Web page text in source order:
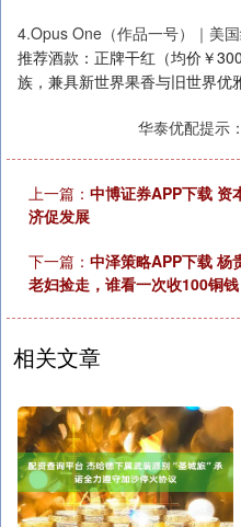
4.Opus One（作品一号）｜美
推荐酒款：正牌干红（均价￥
族，兼具新世界果香与旧世界优
华泰优配提示
上一篇： 中博证券APP下载 资
济促发展
下一篇： 中泽策略APP下载 杨
老妇捡走，谁看一次收100铜钱
相关文章